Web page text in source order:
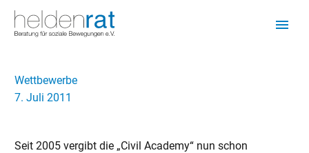
Wettbewerbe
7. Juli 2011
Seit 2005 vergibt die „Civil Academy“ nun schon